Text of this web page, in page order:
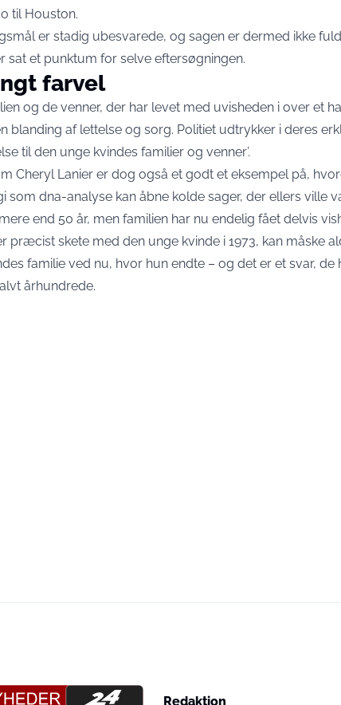
til Houston.
er stadig ubesvarede, og sagen er dermed ikke
sat et punktum for selve eftersøgningen.
farvel
og de venner, der har levet med uvisheden i over et
blanding af lettelse og sorg. Politiet udtrykker i deres
til den unge kvindes familier og venner’.
Cheryl Lanier er dog også et godt et eksempel på,
som dna-analyse kan åbne kolde sager, der ellers ville
end 50 år, men familien har nu endelig fået delvis
præcist skete med den unge kvinde i 1973, kan måske
familie ved nu, hvor hun endte – og det er et svar, de
århundrede.
Redaktion